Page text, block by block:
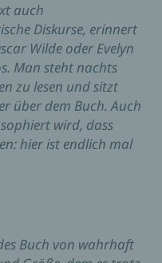
auch
Diskurse, erinnert
Wilde oder Evelyn
Man steht nachts
zu lesen und sitzt
über dem Buch. Auch
wird, dass
hier ist endlich mal
Buch von wahrhaft